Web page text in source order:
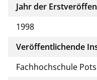
Jahr der
1998
Veröffentlichende
Fachhochschule